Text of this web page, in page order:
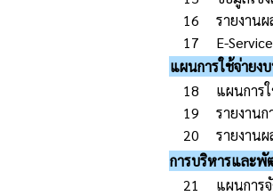
16
รายงาน
17
E-Service
แผนการใช้จ่ายง
18
แผนการ
19
รายงาน
20
รายงาน
การบริหารและ
21
แผนการ